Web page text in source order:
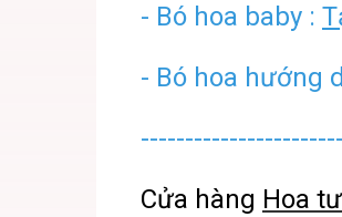
- Bó hoa baby :
- Bó hoa hướng
Cửa hàng Hoa